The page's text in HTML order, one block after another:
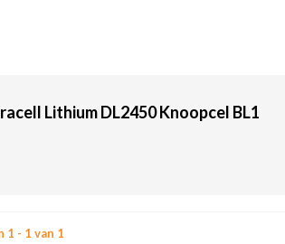
Lithium DL2450 Knoopcel BL1
1 - 1 van 1